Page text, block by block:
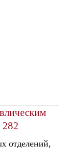
282
отделений,